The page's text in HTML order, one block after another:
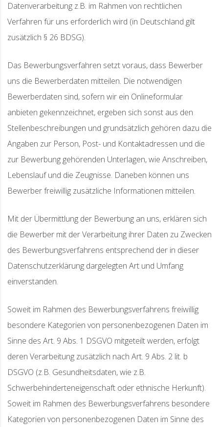
Datenverarbeitung z.B. im Rahmen von rechtlichen
Verfahren für uns erforderlich wird (in Deutschland gilt
zusätzlich § 26 BDSG).
Das Bewerbungsverfahren setzt voraus, dass Bewerber
uns die Bewerberdaten mitteilen. Die notwendigen
Bewerberdaten sind, sofern wir ein Onlineformular
anbieten gekennzeichnet, ergeben sich sonst aus den
Stellenbeschreibungen und grundsätzlich gehören dazu die
Angaben zur Person, Post- und Kontaktadressen und die
zur Bewerbung gehörenden Unterlagen, wie Anschreiben,
Lebenslauf und die Zeugnisse. Daneben können uns
Bewerber freiwillig zusätzliche Informationen mitteilen.
Mit der Übermittlung der Bewerbung an uns, erklären sich
die Bewerber mit der Verarbeitung ihrer Daten zu Zwecken
des Bewerbungsverfahrens entsprechend der in dieser
Datenschutzerklärung dargelegten Art und Umfang
einverstanden.
Soweit im Rahmen des Bewerbungsverfahrens freiwillig
besondere Kategorien von personenbezogenen Daten im
Sinne des Art. 9 Abs. 1 DSGVO mitgeteilt werden, erfolgt
deren Verarbeitung zusätzlich nach Art. 9 Abs. 2 lit. b
DSGVO (z.B. Gesundheitsdaten, wie z.B.
Schwerbehinderteneigenschaft oder ethnische Herkunft).
Soweit im Rahmen des Bewerbungsverfahrens besondere
Kategorien von personenbezogenen Daten im Sinne des